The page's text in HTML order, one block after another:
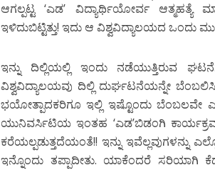
ಆಗಲ್ಪಟ್ಟ ‘ಎಡ’ ವಿದ್ಯಾರ್ಥಿಯೋರ್ವ ಆತ್ಮಹತ್ಯೆ
ಇಳಿದುಬಿಟ್ಟಿತ್ತು! ಇದು ಆ ವಿಶ್ವವಿದ್ಯಾಲಯದ ಒಂದು
ಇನ್ನು ದಿಲ್ಲಿಯಲ್ಲಿ ಇಂದು ನಡೆಯುತ್ತಿರುವ
ವಿಶ್ವವಿದ್ಯಾಲಯವು ದಿಲ್ಲಿ ದುರ್ಘಟನೆಯನ್ನೇ
ಭಯೋತ್ಪಾದಕರಿಗೂ ಇಲ್ಲಿ ಇಷ್ಟೊಂದು
ಯುನಿವರ್ಸಿಟಿಯ ಇಂತಹ ‘ಎಡ’ಬಿಡಂಗಿ
ಕರೆಯಲ್ಪಡುತ್ತದೆಯಂತೆ!! ಇನ್ನು ಇವೆಲ್ಲವುಗಳನ್ನು
ಇನ್ನೊಂದು ತಪ್ಪಾದೀತು. ಯಾಕೆಂದರೆ